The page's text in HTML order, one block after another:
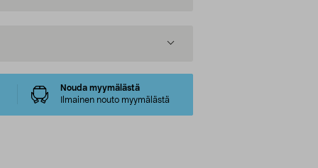
Nouda myymälästä
Ilmainen nouto myymälästä